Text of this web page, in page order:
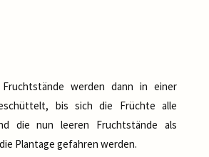
Fruchtstände werden dann in einer
bis sich die Früchte alle
die nun leeren Fruchtstände als
Plantage gefahren werden.